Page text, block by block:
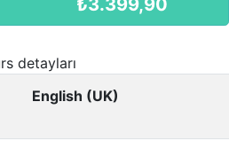
₺3.399,90
detayları
English (UK)